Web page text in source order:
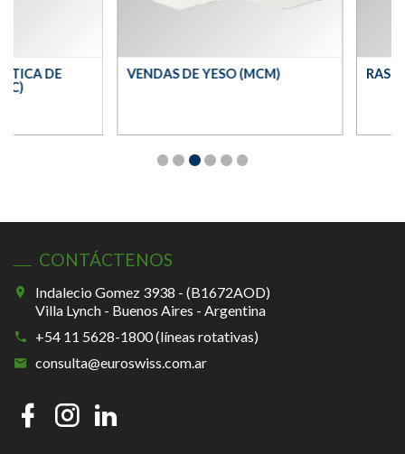
DE VENDAS DE YESO (MCM)
CONTÁCTENOS
Indalecio Gomez 3938 - (B1672AOD)
Villa Lynch - Buenos Aires - Argentina
+54 11 5628-1800 (líneas rotativas)
consulta@euroswiss.com.ar